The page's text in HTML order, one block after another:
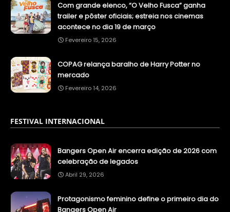
Com grande elenco, “O Velho Fusca” ganha
trailer e pôster oficiais; estreia nos cinemas
acontece no dia 19 de março
Fevereiro 15, 2026
COPAG relança baralho de Harry Potter no
mercado
Fevereiro 14, 2026
FESTIVAL INTERNACIONAL
Bangers Open Air encerra edição de 2026 com
celebração de legados
Abril 29, 2026
Protagonismo feminino define o primeiro dia do
Bangers Open Air